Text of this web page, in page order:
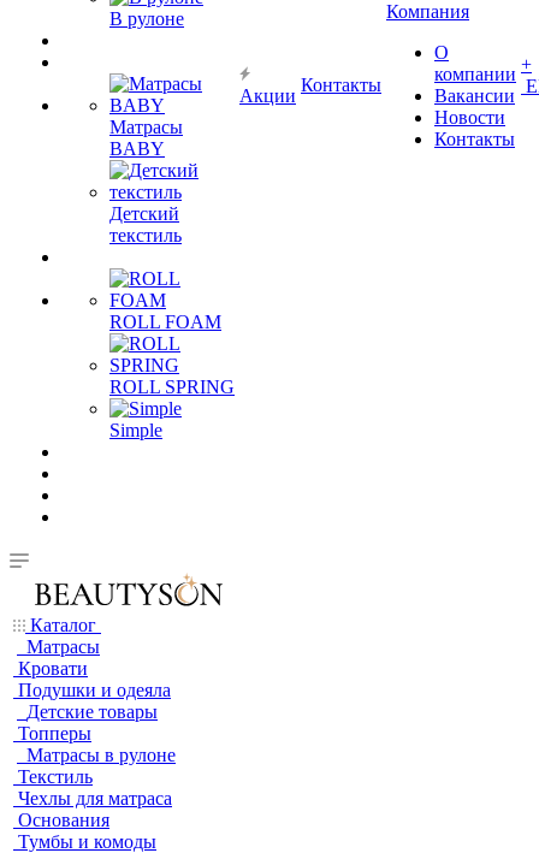
В рулоне
Матрасы
BABY
Детский
текстиль
ROLL FOAM
ROLL SPRING
Simple
Акции
Контакты
Компания
О
компании
Вакансии
Новости
Контакты
+
Каталог
Матрасы
Кровати
Подушки и одеяла
Детские товары
Топперы
Матрасы в рулоне
Текстиль
Чехлы для матраса
Основания
Тумбы и комоды